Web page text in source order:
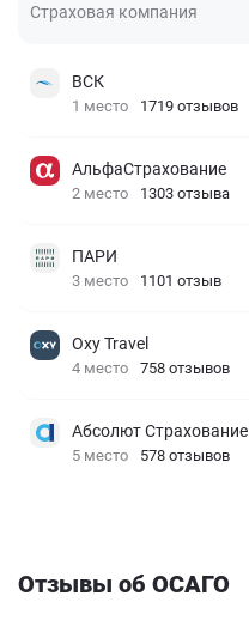
Страховая компания
ВСК
1 место 1719 отзывов
АльфаСтрахование
2 место 1303 отзыва
ПАРИ
3 место 1101 отзыв
Oxy Travel
4 место 758 отзывов
Абсолют Страхование
5 место 578 отзывов
Отзывы об ОСАГО